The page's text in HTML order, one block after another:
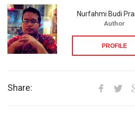
Nurfahmi Budi
Author
PROFILE
Share: